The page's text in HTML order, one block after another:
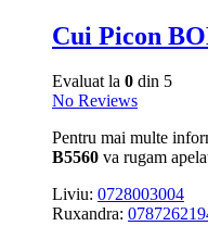
Cui Picon
Evaluat la 0 din 5
No Reviews
Pentru mai multe
B5560 va rugam
Liviu: 0728003004
Ruxandra: